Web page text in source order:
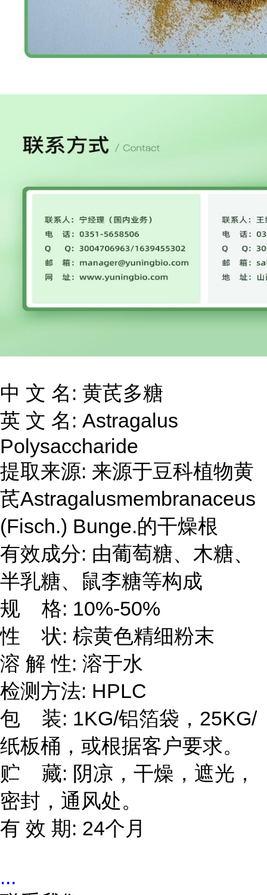
中 文 名: 黄芪多糖
英 文 名: Astragalus
Polysaccharide
提取来源: 来源于豆科植物黄
芪Astragalusmembranaceus
(Fisch.) Bunge.的干燥根
有效成分: 由葡萄糖、木糖、
半乳糖、鼠李糖等构成
规 格: 10%-50%
性 状: 棕黄色精细粉末
溶 解 性: 溶于水
检测方法: HPLC
包 装: 1KG/铝箔袋，25KG/
纸板桶，或根据客户要求。
贮 藏: 阴凉，干燥，遮光，
密封，通风处。
有 效 期: 24个月
...